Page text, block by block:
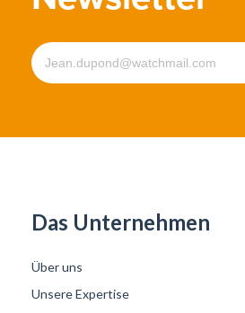
Das Unternehmen
Über uns
Unsere Expertise